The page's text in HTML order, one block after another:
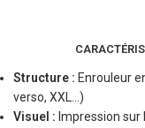
Structure : Enrouleur
verso, XXL…)
Visuel : Impression